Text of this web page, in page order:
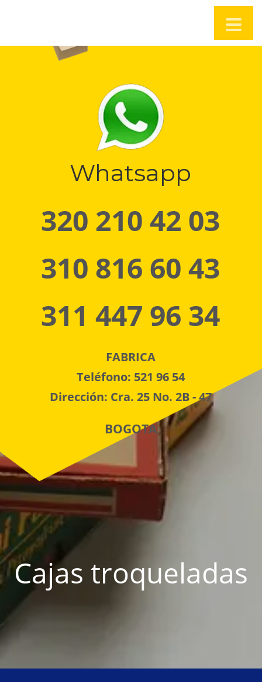
Whatsapp
320 210 42 03
310 816 60 43
311 447 96 34
FABRICA
Teléfono: 521 96 54
Dirección: Cra. 25 No. 2B - 47
BOGOTA
Cajas troqueladas